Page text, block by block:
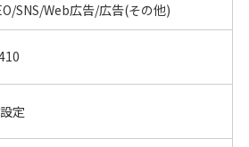
SNS/Web広告/広告(その他)
定